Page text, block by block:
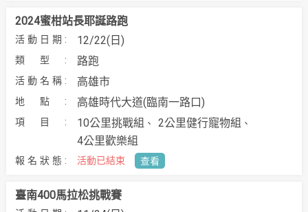
12/22(日)
路跑
高雄市
2024蜜柑站長耶誕路跑
高雄時代大道(臨南一路口)
10公里挑戰組
2公里健行寵物組
4公里歡樂組
活動已結束 查看
臺南400馬拉松挑戰賽